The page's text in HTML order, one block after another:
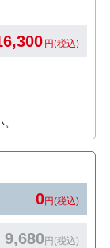
円(税込)
0円(税込)
9,680円(税込)